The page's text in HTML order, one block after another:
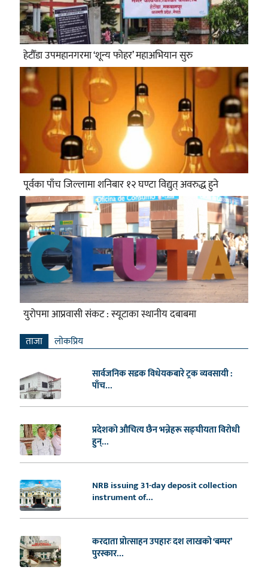
हेटौँडा उपमहानगरमा ‘शून्य फोहर’ महाअभियान सुरु
पूर्वका पाँच जिल्लामा शनिबार १२ घण्टा विद्युत् अवरुद्ध हुने
युरोपमा आप्रवासी संकट : स्यूटाका स्थानीय दबाबमा
ताजा लाेकप्रिय
सार्वजनिक सडक विधेयकबारे ट्रक व्यवसायी :
पाँच...
प्रदेशको औचित्य छैन भन्नेहरू सङ्घीयता विरोधी
हुन्...
NRB issuing 31-day deposit collection
instrument of...
करदाता प्रोत्साहन उपहारः दश लाखको ‘बम्पर’
पुरस्कार...